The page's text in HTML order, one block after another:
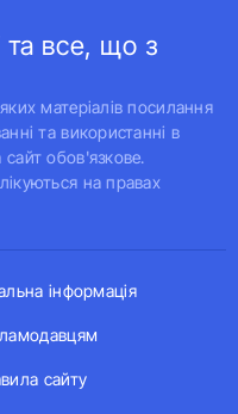
та все, що з
матеріалів посилання
та використанні в
сайт обов'язкове.
на правах
інформація
сайту